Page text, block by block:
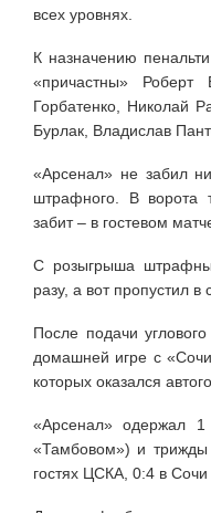
всех уровнях.
К назначению
«причастны» Роберт
Горбатенко, Николай
Бурлак, Владислав
«Арсенал» не забил
штрафного. В ворота
забит – в гостевом
С розыгрыша
разу, а вот пропустил в
После подачи
домашней игре с
которых оказался
«Арсенал» одержал
«Тамбовом») и трижды
гостях ЦСКА, 0:4 в